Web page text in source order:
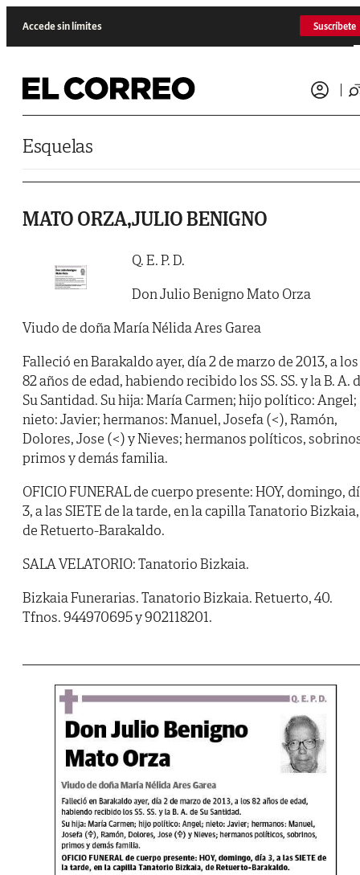
Accede sin límites Suscríbete
Esquelas
MATO ORZA,JULIO BENIGNO
Q. E. P. D.
Don Julio Benigno Mato Orza
Viudo de doña María Nélida Ares Garea
Falleció en Barakaldo ayer, día 2 de marzo de 2013, a los
82 años de edad, habiendo recibido los SS. SS. y la B. A.
Su Santidad. Su hija: María Carmen; hijo político: Angel;
nieto: Javier; hermanos: Manuel, Josefa (<), Ramón,
Dolores, Jose (<) y Nieves; hermanos políticos,
primos y demás familia.
OFICIO FUNERAL de cuerpo presente: HOY, domingo,
3, a las SIETE de la tarde, en la capilla Tanatorio Bizkaia,
de Retuerto-Barakaldo.
SALA VELATORIO: Tanatorio Bizkaia.
Bizkaia Funerarias. Tanatorio Bizkaia. Retuerto, 40.
Tfnos. 944970695 y 902118201.